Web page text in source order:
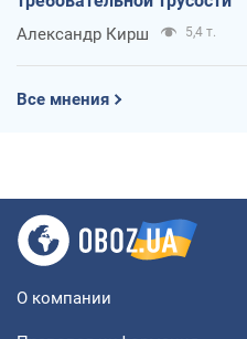
Александр Кирш 5,4 т.
Все мнения
О компании